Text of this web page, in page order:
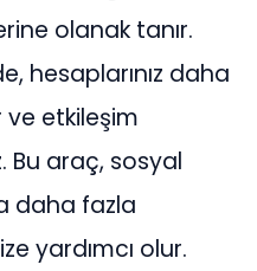
olanak tanır.
hesaplarınız daha
ve etkileşim
Bu araç, sosyal
daha fazla
yardımcı olur.